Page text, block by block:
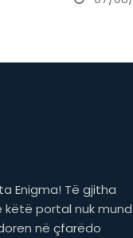
Enigma! Të gjitha
portal nuk mund
në çfarëdo